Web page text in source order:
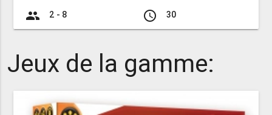
group 2 - 8 access_time 30
Jeux de la gamme: